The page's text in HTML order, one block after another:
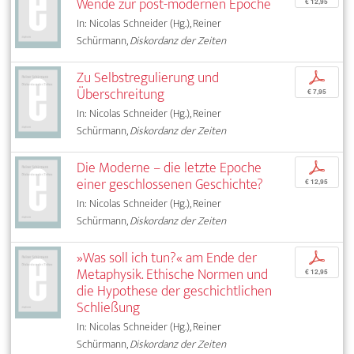
In: Nicolas Schneider (Hg.), Reiner
Schürmann,Diskordanz der Zeiten
Zu Selbstregulierung und
Überschreitung
In: Nicolas Schneider (Hg.), Reiner
Schürmann,Diskordanz der Zeiten
p
€ 7,95
Die Moderne – die letzte Epoche
einer geschlossenen Geschichte?
In: Nicolas Schneider (Hg.), Reiner
Schürmann,Diskordanz der Zeiten
p
€ 12,95
»Was soll ich tun?« am Ende der
Metaphysik. Ethische Normen und
die Hypothese der geschichtlichen
Schließung
In: Nicolas Schneider (Hg.), Reiner
Schürmann,Diskordanz der Zeiten
p
€ 12,95